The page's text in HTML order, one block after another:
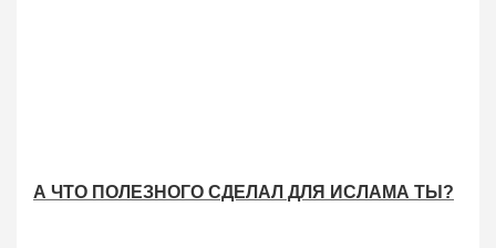
А ЧТО ПОЛЕЗНОГО СДЕЛАЛ ДЛЯ ИСЛАМА ТЫ?